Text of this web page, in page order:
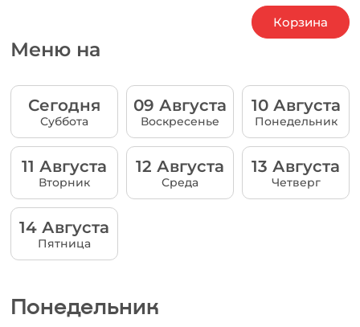
Меню на
Сегодня
Суббота
09 Августа
Воскресенье
10 Августа
Понедельник
11 Августа
Вторник
12 Августа
Среда
13 Августа
Четверг
14 Августа
Пятница
Понедельник
Корзина